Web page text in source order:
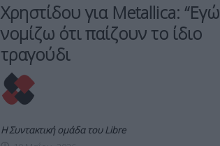
Χρηστίδου για Metallica: “Εγώ
νομίζω ότι παίζουν το ίδιο
τραγούδι
Η Συντακτική ομάδα του Libre